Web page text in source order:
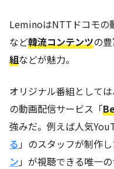
LeminoはNTTドコモの
など韓流コンテンツの
組などが魅力。
オリジナル番組として
の動画配信サービス「
強みだ。例えば人気
る」のスタッフが制作
ン」が視聴できる唯一